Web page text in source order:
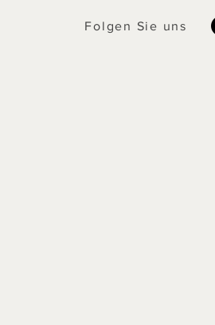
Folgen Sie uns